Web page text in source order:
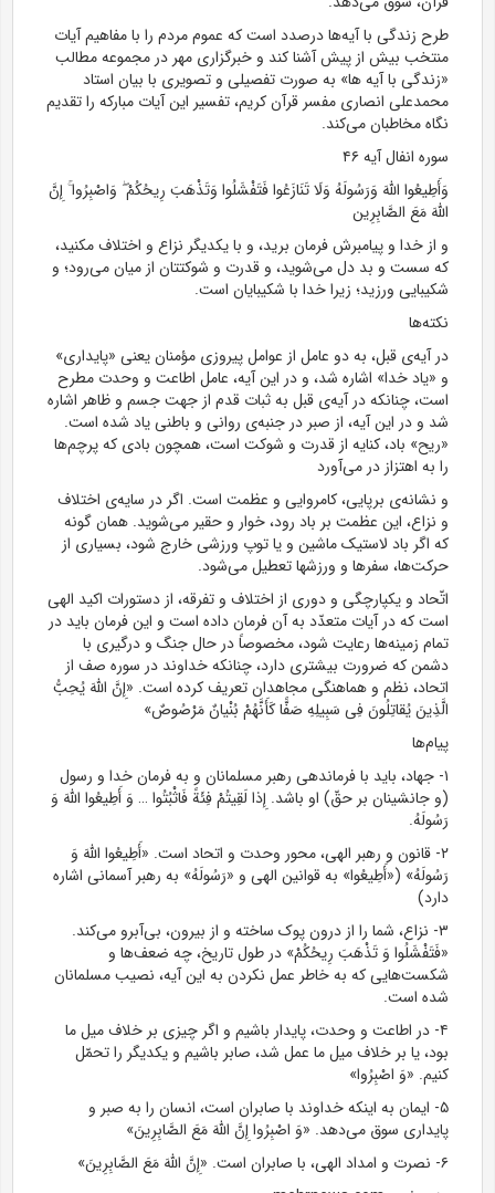
طرح زندگی با آیه‌ها درصدد است که عموم مردم را با مفاهیم آیات
منتخب بیش از پیش آشنا کند و خبرگزاری مهر در مجموعه مطالب
«زندگی با آیه ها» به صورت تفصیلی و تصویری با بیان استاد
محمدعلی انصاری مفسر قرآن کریم، تفسیر این آیات مبارکه را تقدیم
نگاه مخاطبان می‌کند.
سوره انفال آیه ۴۶
وَأَطِیعُوا اللَّهَ وَرَسُولَهُ وَلَا تَنَازَعُوا فَتَفْشَلُوا وَتَذْهَبَ رِیحُکُمْ ۖ وَاصْبِرُوا ۚ إِنَّ
اللَّهَ مَعَ الصَّابِرِین
و از خدا و پیامبرش فرمان برید، و با یکدیگر نزاع و اختلاف مکنید،
که سست و بد دل می‌شوید، و قدرت و شوکتتان از میان می‌رود؛ و
شکیبایی ورزید؛ زیرا خدا با شکیبایان است.
نکته‌ها
در آیه‌ی قبل، به دو عامل از عوامل پیروزی مؤمنان یعنی «پایداری»
و «یاد خدا» اشاره شد، و در این آیه، عامل اطاعت و وحدت مطرح
است، چنانکه در آیه‌ی قبل به ثبات قدم از جهت جسم و ظاهر اشاره
شد و در این آیه، از صبر در جنبه‌ی روانی و باطنی یاد شده است.
«ریح» باد، کنایه از قدرت و شوکت است، همچون بادی که پرچم‌ها
را به اهتزاز در می‌آورد
و نشانه‌ی برپایی، کامروایی و عظمت است. اگر در سایه‌ی اختلاف
و نزاع، این عظمت بر باد رود، خوار و حقیر می‌شوید. همان گونه
که اگر باد لاستیک ماشین و یا توپ ورزشی خارج شود، بسیاری از
حرکت‌ها، سفرها و ورزشها تعطیل می‌شود.
اتّحاد و یکپارچگی و دوری از اختلاف و تفرقه، از دستورات اکید الهی
است که در آیات متعدّد به آن فرمان داده است و این فرمان باید در
تمام زمینه‌ها رعایت شود، مخصوصاً در حال جنگ و درگیری با
دشمن که ضرورت بیشتری دارد، چنانکه خداوند در سوره صف از
اتحاد، نظم و هماهنگی مجاهدان تعریف کرده است. «إِنَّ اللَّهَ یُحِبُّ
الَّذِینَ یُقاتِلُونَ فِی سَبِیلِهِ صَفًّا کَأَنَّهُمْ بُنْیانٌ مَرْصُوصٌ»
پیام‌ها
۱- جهاد، باید با فرماندهی رهبر مسلمانان و به فرمان خدا و رسول
(و جانشینان بر حقّ) او باشد. إِذا لَقِیتُمْ فِئَةً فَاثْبُتُوا … وَ أَطِیعُوا اللَّهَ وَ
رَسُولَهُ‌.
۲- قانون و رهبر الهی، محور وحدت و اتحاد است. «أَطِیعُوا اللَّهَ وَ
رَسُولَهُ» («أَطِیعُوا» به قوانین الهی و «رَسُولَهُ» به رهبر آسمانی اشاره
دارد)
۳- نزاع، شما را از درون پوک ساخته و از بیرون، بی‌آبرو می‌کند.
«فَتَفْشَلُوا وَ تَذْهَبَ رِیحُکُمْ» در طول تاریخ، چه ضعف‌ها و
شکست‌هایی که به خاطر عمل نکردن به این آیه، نصیب مسلمانان
شده است.
۴- در اطاعت و وحدت، پایدار باشیم و اگر چیزی بر خلاف میل ما
بود، یا بر خلاف میل ما عمل شد، صابر باشیم و یکدیگر را تحمّل
کنیم. «وَ اصْبِرُوا»
۵- ایمان به اینکه خداوند با صابران است، انسان را به صبر و
پایداری سوق می‌دهد. «وَ اصْبِرُوا إِنَّ اللَّهَ مَعَ الصَّابِرِینَ»
۶- نصرت و امداد الهی، با صابران است. «إِنَّ اللَّهَ مَعَ الصَّابِرِینَ»